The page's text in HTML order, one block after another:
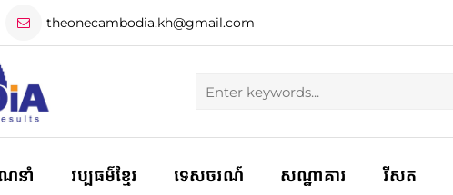
theonecambodia.kh@gmail.com
ែនាំ វប្បធម៌ខ្មែរ ទេសចរណ៍ សណ្ឋាគារ រីសត